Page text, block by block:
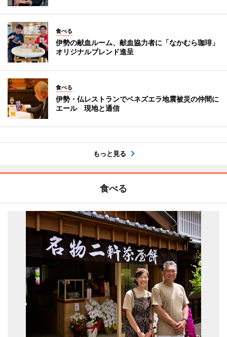
食べる
伊勢の献血ルーム、献血協力者に「なかむら珈琲」
オリジナルブレンド進呈
食べる
伊勢・仏レストランでベネズエラ地震被災の仲間に
エール 現地と通信
もっと見る
食べる